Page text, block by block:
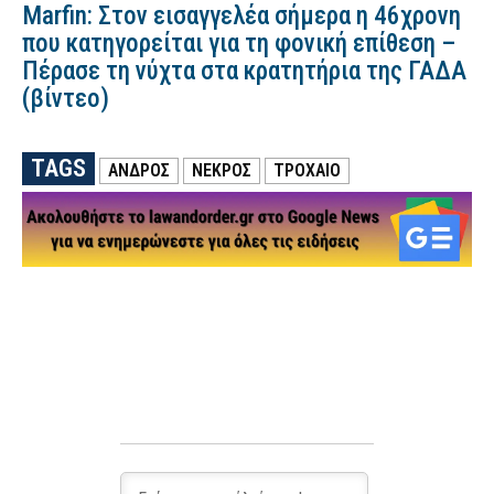
Marfin: Στον εισαγγελέα σήμερα η 46χρονη
που κατηγορείται για τη φονική επίθεση –
Πέρασε τη νύχτα στα κρατητήρια της ΓΑΔΑ
(βίντεο)
TAGS ΑΝΔΡΟΣ ΝΕΚΡΟΣ ΤΡΟΧΑΙΟ